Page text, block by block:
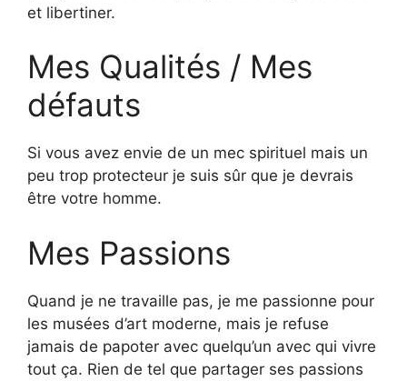
et libertiner.
Mes Qualités / Mes
défauts
Si vous avez envie de un mec spirituel mais un
peu trop protecteur je suis sûr que je devrais
être votre homme.
Mes Passions
Quand je ne travaille pas, je me passionne pour
les musées d’art moderne, mais je refuse
jamais de papoter avec quelqu’un avec qui vivre
tout ça. Rien de tel que partager ses passions